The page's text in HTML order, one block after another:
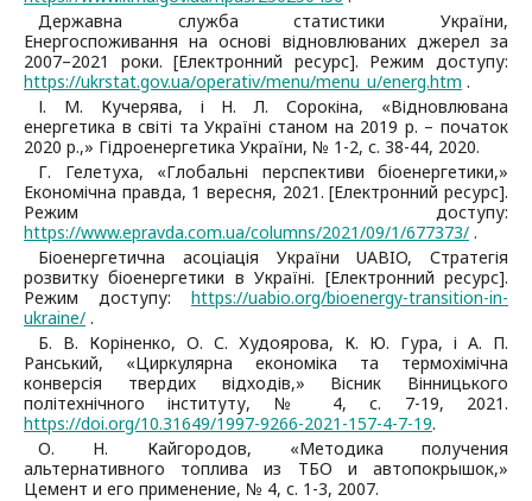
Державна служба статистики України,
Енергоспоживання на основі відновлюваних джерел за
2007–2021 роки. [Електронний ресурс]. Режим доступу:
https://ukrstat.gov.ua/operativ/menu/menu_u/energ.htm .
І. М. Кучерява, і Н. Л. Сорокіна, «Відновлювана
енергетика в світі та Україні станом на 2019 р. – початок
2020 р.,» Гідроенергетика України, № 1-2, с. 38-44, 2020.
Г. Гелетуха, «Глобальні перспективи біоенергетики,»
Економічна правда, 1 вересня, 2021. [Електронний ресурс].
Режим доступу:
https://www.epravda.com.ua/columns/2021/09/1/677373/ .
Біоенергетична асоціація України UABIO, Стратегія
розвитку біоенергетики в Україні. [Електронний ресурс].
Режим доступу: https://uabio.org/bioenergy-transition-in-
ukraine/ .
Б. В. Коріненко, О. С. Худоярова, К. Ю. Гура, і А. П.
Ранський, «Циркулярна економіка та термохімічна
конверсія твердих відходів,» Вісник Вінницького
політехнічного інституту, № 4, с. 7-19, 2021.
https://doi.org/10.31649/1997-9266-2021-157-4-7-19.
О. Н. Кайгородов, «Методика получения
альтернативного топлива из ТБО и автопокрышок,»
Цемент и его применение, № 4, с. 1-3, 2007.